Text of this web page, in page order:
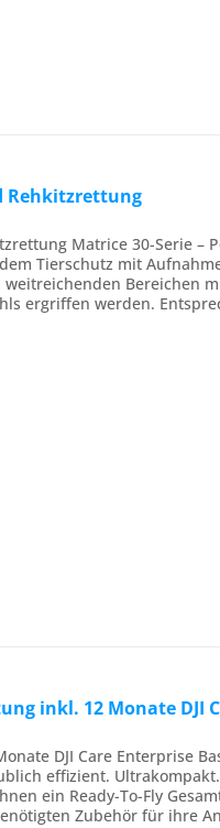
Rehkitzrettung
Matrice 30-Serie –
Tierschutz mit
Bereichen
ergriffen werden.
inkl. 12 Monate DJI
DJI Care Enterprise
effizient.
ein Ready-To-Fly
Zubehör für ihre